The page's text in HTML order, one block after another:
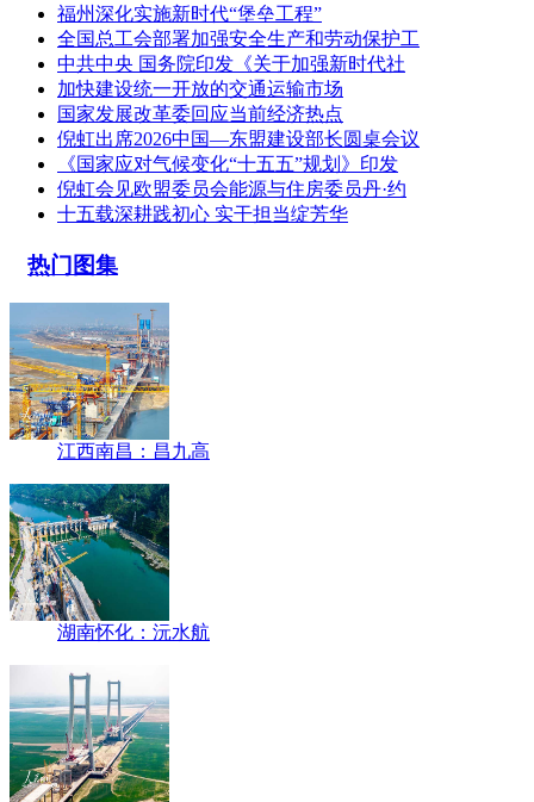
福州深化实施新时代“堡垒工程”
全国总工会部署加强安全生产和劳动保护工
中共中央 国务院印发《关于加强新时代社
加快建设统一开放的交通运输市场
国家发展改革委回应当前经济热点
倪虹出席2026中国—东盟建设部长圆桌会议
《国家应对气候变化“十五五”规划》印发
倪虹会见欧盟委员会能源与住房委员丹·约
十五载深耕践初心 实干担当绽芳华
热门图集
江西南昌：昌九高
湖南怀化：沅水航